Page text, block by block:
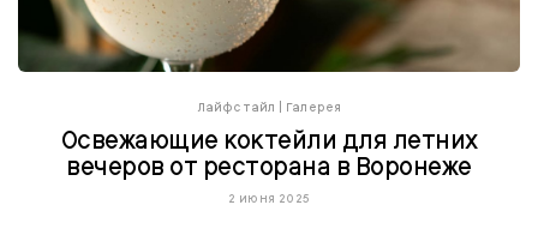
Лайфстайл Галерея
Освежающие коктейли для летних
вечеров от ресторана в Воронеже
2 июня 2025